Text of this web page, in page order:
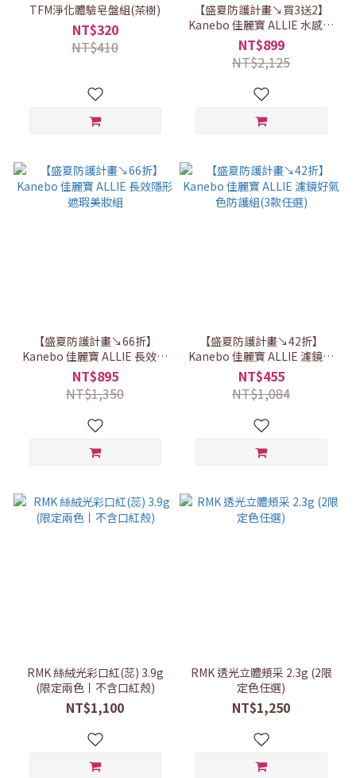
TFM淨化體驗皂盤組(茶樹)
NT$320
NT$410
【盛夏防護計畫↘買3送2】
Kanebo 佳麗寶 ALLIE 水感防
護輕巧囤貨組
NT$899
NT$2,125
【盛夏防護計畫↘66折】
Kanebo 佳麗寶 ALLIE 長效隱
形遮瑕美妝組
NT$895
NT$1,350
【盛夏防護計畫↘42折】
Kanebo 佳麗寶 ALLIE 濾鏡好
氣色防護組(3款任選)
NT$455
NT$1,084
RMK 絲絨光彩口紅(蕊) 3.9g
(限定兩色丨不含口紅殼)
NT$1,100
RMK 透光立體頰采 2.3g (2限
定色任選)
NT$1,250